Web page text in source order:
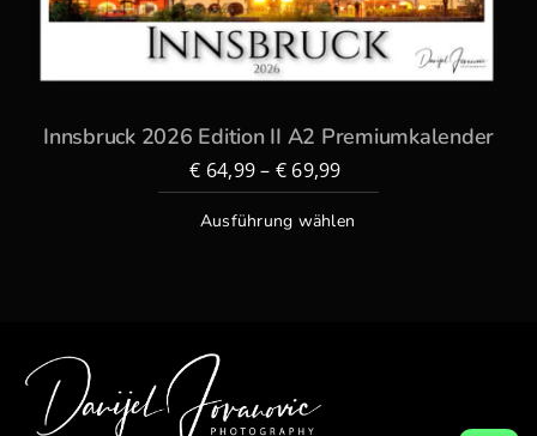
Innsbruck 2026 Edition II A2 Premiumkalender
€ 64,99– € 69,99
Ausführung wählen